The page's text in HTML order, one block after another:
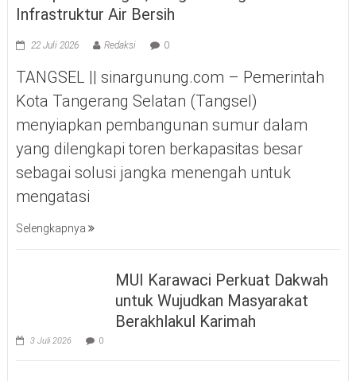
Infrastruktur Air Bersih
22 Juli 2026 Redaksi 0
TANGSEL || sinargunung.com – Pemerintah
Kota Tangerang Selatan (Tangsel)
menyiapkan pembangunan sumur dalam
yang dilengkapi toren berkapasitas besar
sebagai solusi jangka menengah untuk
mengatasi
Selengkapnya
MUI Karawaci Perkuat Dakwah
untuk Wujudkan Masyarakat
Berakhlakul Karimah
3 Juli 2026 0